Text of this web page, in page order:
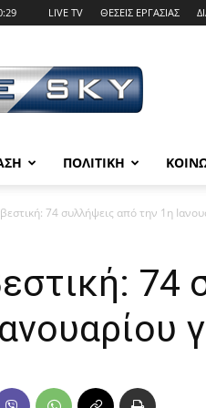
LIVE TV ΘΕΣΕΙΣ ΕΡΓΑΣΙΑΣ
SKY
ΠΟΛΙΤΙΚΗ
74 συλλήψεις από την 1η
74